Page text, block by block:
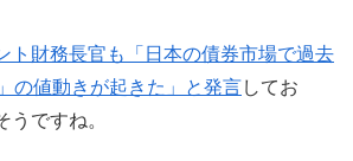
ト財務長官も「日本の債券市場で過去
の値動きが起きた」と発言してお
うですね。